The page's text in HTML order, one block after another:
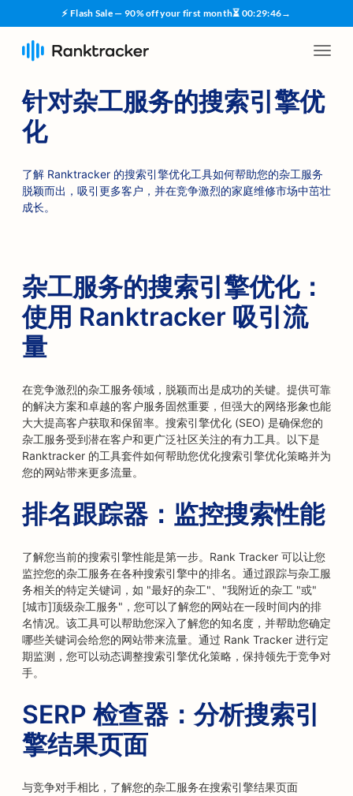
⚡ Flash Sale — 90% off your first month⏳ 00:29:45→
针对杂工服务的搜索引擎优
化
了解 Ranktracker 的搜索引擎优化工具如何帮助您的杂工服务
脱颖而出，吸引更多客户，并在竞争激烈的家庭维修市场中茁壮
成长。
杂工服务的搜索引擎优化：
使用 Ranktracker 吸引流
量
在竞争激烈的杂工服务领域，脱颖而出是成功的关键。提供可靠
的解决方案和卓越的客户服务固然重要，但强大的网络形象也能
大大提高客户获取和保留率。搜索引擎优化 (SEO) 是确保您的
杂工服务受到潜在客户和更广泛社区关注的有力工具。以下是
Ranktracker 的工具套件如何帮助您优化搜索引擎优化策略并为
您的网站带来更多流量。
排名跟踪器：监控搜索性能
了解您当前的搜索引擎性能是第一步。Rank Tracker 可以让您
监控您的杂工服务在各种搜索引擎中的排名。通过跟踪与杂工服
务相关的特定关键词，如 "最好的杂工"、"我附近的杂工 "或"
[城市]顶级杂工服务"，您可以了解您的网站在一段时间内的排
名情况。该工具可以帮助您深入了解您的知名度，并帮助您确定
哪些关键词会给您的网站带来流量。通过 Rank Tracker 进行定
期监测，您可以动态调整搜索引擎优化策略，保持领先于竞争对
手。
SERP 检查器：分析搜索引
擎结果页面
与竞争对手相比，了解您的杂工服务在搜索引擎结果页面